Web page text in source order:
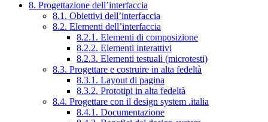
8. Progettazione dell’interfaccia
8.1. Obiettivi dell’interfaccia
8.2. Elementi dell’interfaccia
8.2.1. Elementi di composizione
8.2.2. Elementi interattivi
8.2.3. Elementi testuali (microtesti)
8.3. Progettare e costruire in alta fedeltà
8.3.1. Layout di pagina
8.3.2. Prototipi in alta fedeltà
8.4. Progettare con il design system .italia
8.4.1. Documentazione